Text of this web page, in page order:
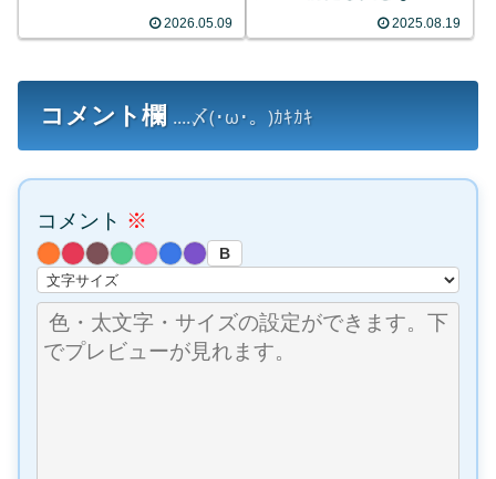
2026.05.09 2025.08.19
コメント欄 ....〆(･ω･。)ｶｷｶｷ
コメント ※
B